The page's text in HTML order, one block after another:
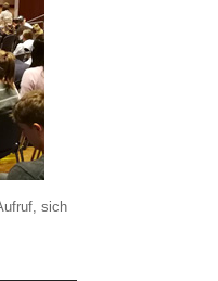
sich